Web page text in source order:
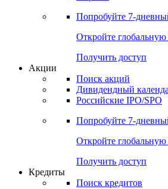
Cbonds Pages
Опросы
Попробуйте7-дневный
Откройте глобальную
Получить доступ
Поиск акций
Российские IPO/SPO
Попробуйте7-дневный
Откройте глобальную